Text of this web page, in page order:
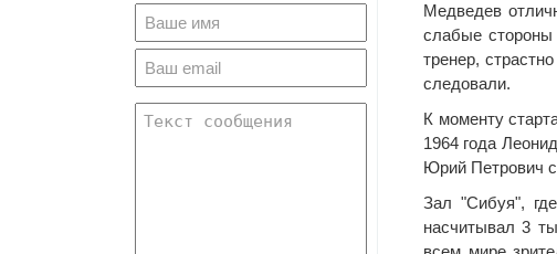
Медведев
слабые стороны
тренер,
следовали.
К моменту
1964 года
Юрий Петрович
Зал "Сибуя",
насчитывал 3